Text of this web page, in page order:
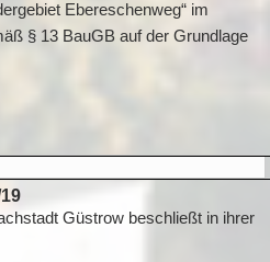
Ebereschenweg“ im
§ 13 BauGB auf der Grundlage
Güstrow beschließt in ihrer